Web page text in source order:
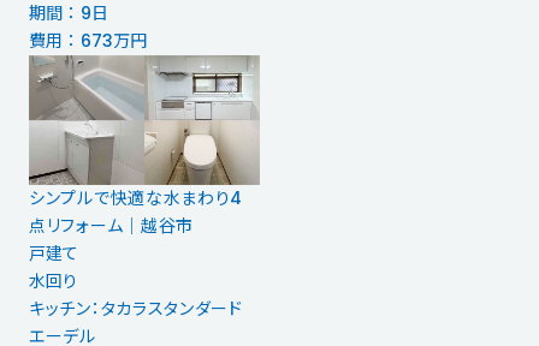
期間 ： 9日
費用 ： 673万円
シンプルで快適な水まわり4
点リフォーム｜越谷市
戸建て
水回り
キッチン：タカラスタンダード
エーデル